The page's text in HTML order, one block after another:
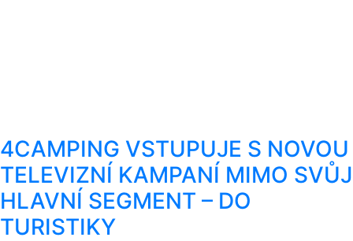
4CAMPING VSTUPUJE S NOVOU
TELEVIZNÍ KAMPANÍ MIMO SVŮJ
HLAVNÍ SEGMENT – DO
TURISTIKY